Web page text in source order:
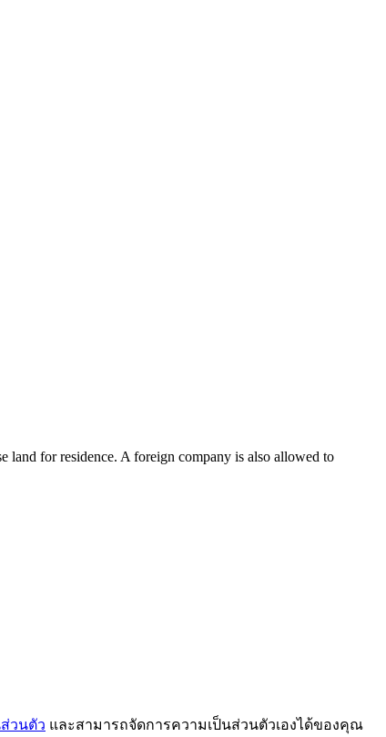
land for residence. A foreign company is also allowed to
วนตัว และสามารถจัดการความเป็นส่วนตัวเองได้ของคุณ